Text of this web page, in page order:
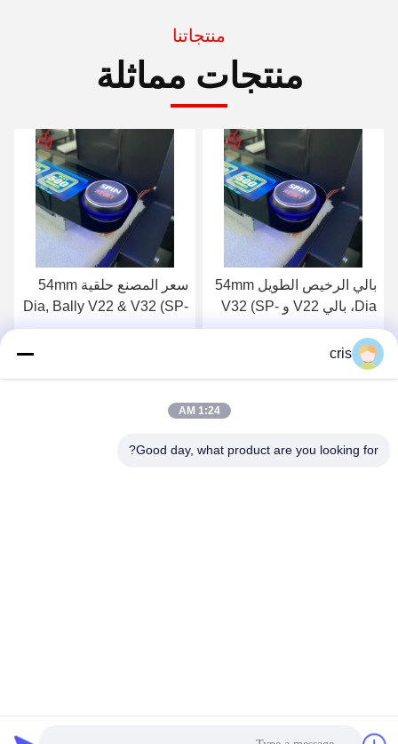
منتجاتنا
منتجات مماثلة
سعر المصنع حلقية 54mm
Dia, Bally V22 & V32 (SP-
RND-Bally) زر Bally للبيع
احصل على افضل سعر
زر بالي، جولة 54mm Dia،
بالي V22 و V32 (SP-RND-
Bally)
الصين جودة جيدة شاشة تعمل باللمس المورد. حقوق الطبع والنشر © 2019-2026
cris
1:24 AM
Good day, what product are you looking for?